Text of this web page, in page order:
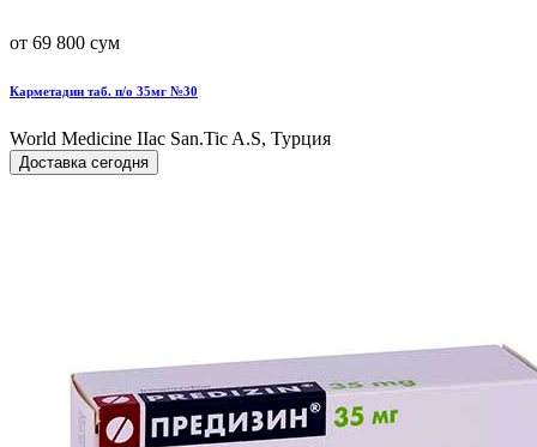
от 69 800 сум
Карметадин таб. п/о 35мг №30
World Мedicine IIac San.Tic A.S, Турция
Доставка сегодня